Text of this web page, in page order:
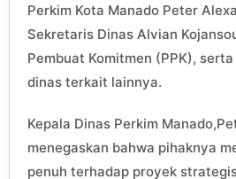
Perkim Kota Manado Peter
Sekretaris Dinas Alvian
Pembuat Komitmen (PPK),
dinas terkait lainnya.
Kepala Dinas Perkim
menegaskan bahwa pihaknya
penuh terhadap proyek